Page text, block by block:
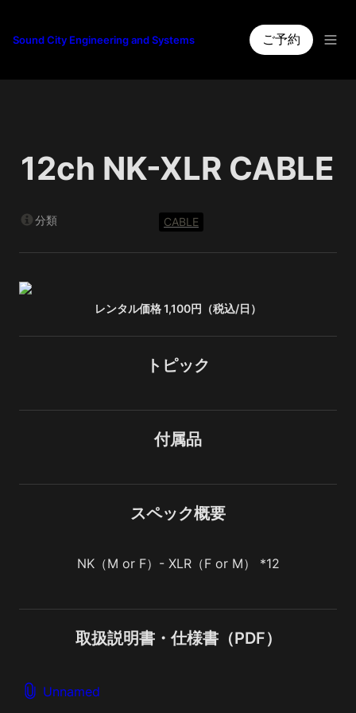
Sound City Engineering and Systems ご予約
12ch NK-XLR CABLE
分類 CABLE
レンタル価格 1,100円（税込/日）
トピック
付属品
スペック概要
NK（M or F）- XLR（F or M） *12
取扱説明書・仕様書（PDF）
Unnamed